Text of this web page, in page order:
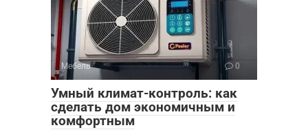
Мебель 0
Умный климат-контроль: как
сделать дом экономичным и
комфортным